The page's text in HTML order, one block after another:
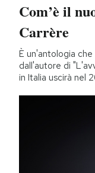
Com’è il
Carrère
È un'antologia
dall'autore di
in Italia uscirà nel